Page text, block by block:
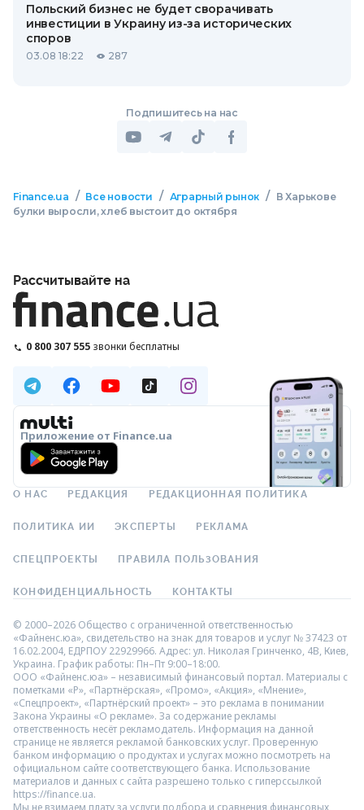
Польский бизнес не будет сворачивать
инвестиции в Украину из-за исторических
споров
03.08 18:22 287
Подпишитесь на нас
Finance.ua / Все новости / Аграрный рынок /
В Харькове
булки выросли, хлеб выстоит до октября
Рассчитывайте на
0 800 307 555 звонки бесплатны
Приложение от Finance.ua
О НАС РЕДАКЦИЯ РЕДАКЦИОННАЯ ПОЛИТИКА
ПОЛИТИКА ИИ ЭКСПЕРТЫ РЕКЛАМА
СПЕЦПРОЕКТЫ ПРАВИЛА ПОЛЬЗОВАНИЯ
КОНФИДЕНЦИАЛЬНОСТЬ КОНТАКТЫ
© 2000–2026 Общество с ограниченной ответственностью
«Файненс.юа», свидетельство на знак для товаров и услуг № 37423 от
16.02.2004, ЕДРПОУ 22929966. Адрес: ул. Николая Гринченко, 4В, Киев,
Украина. График работы: Пн–Пт 9:00–18:00.
ООО «Файненс.юа» – независимый финансовый портал. Материалы с
пометками «Р», «Партнёрская», «Промо», «Акция», «Мнение»,
«Спецпроект», «Партнёрский проект» – это реклама в понимании
Закона Украины «О рекламе». За содержание рекламы
ответственность несёт рекламодатель. Информация на данной
странице не является рекламой банковских услуг. Проверенную
банком информацию о продуктах и услугах можно посмотреть на
официальном сайте соответствующего банка. Использование
материалов и данных с сайта разрешено только с гиперссылкой
https://finance.ua.
Мы не взимаем плату за услуги подбора и сравнения финансовых